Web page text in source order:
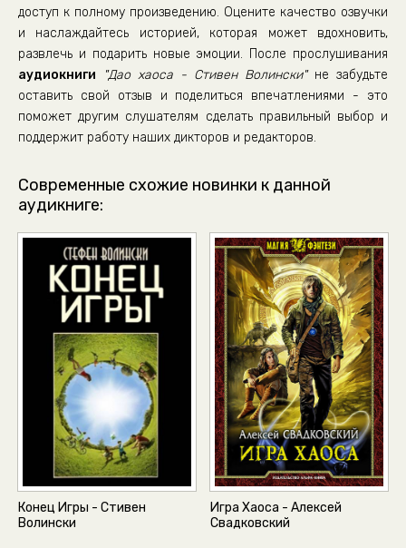
доступ к полному произведению. Оцените качество озвучки
и наслаждайтесь историей, которая может вдохновить,
развлечь и подарить новые эмоции. После прослушивания
аудиокниги
"Дао хаоса - Стивен Волински"не забудьте
оставить свой отзыв и поделиться впечатлениями - это
поможет другим слушателям сделать правильный выбор и
поддержит работу наших дикторов и редакторов.
Современные схожие новинки к данной
аудикниге:
Конец Игры - Стивен
Волински
Игра Хаоса - Алексей
Свадковский